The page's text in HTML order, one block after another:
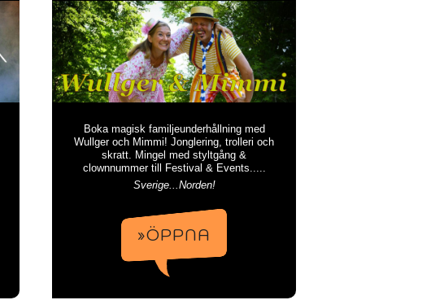
Boka magisk familjeunderhållning med
Wullger och Mimmi! Jonglering, trolleri och
skratt. Mingel med styltgång &
clownnummer till Festival & Events.....
Sverige...Norden!
»ÖPPNA